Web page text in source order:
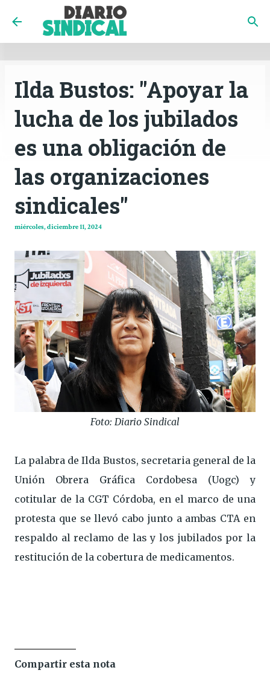
INICIO CÓRDOBA
Ir al contenido principal
Ilda Bustos: "Apoyar la
lucha de los jubilados
es una obligación de
las organizaciones
sindicales"
miércoles, diciembre 11, 2024
Foto: Diario Sindical
La palabra de Ilda Bustos, secretaria general de la
Unión Obrera Gráfica Cordobesa (Uogc) y
cotitular de la CGT Córdoba, en el marco de una
protesta que se llevó cabo junto a ambas CTA en
respaldo al reclamo de las y los jubilados por la
restitución de la cobertura de medicamentos.
Compartir esta nota